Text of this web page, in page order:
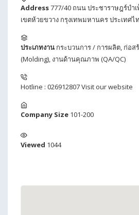
Address777/40 ถนน ประชาราษฎร์บำ
เขตห้วยขวาง กรุงเทพมหานคร ประเทศไ
ประเภทงาน กระบวนการ / การผลิต, ก่อส
(Molding), งานด้านคุณภาพ (QA/QC)
Hotline : 026912807Visit our website
Company Size 101-200
Viewed 1044